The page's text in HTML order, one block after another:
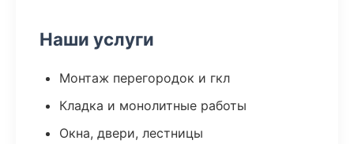
Наши услуги
Монтаж перегородок и гкл
Кладка и монолитные работы
Окна, двери, лестницы